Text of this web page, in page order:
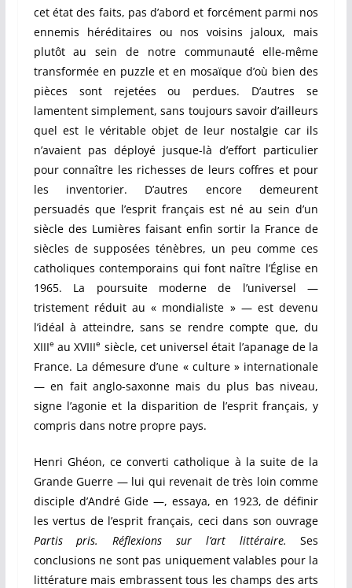
cet état des faits, pas d’abord et forcément parmi nos
ennemis héréditaires ou nos voisins jaloux, mais
plutôt au sein de notre communauté elle-même
transformée en puzzle et en mosaïque d’où bien des
pièces sont rejetées ou perdues. D’autres se
lamentent simplement, sans toujours savoir d’ailleurs
quel est le véritable objet de leur nostalgie car ils
n’avaient pas déployé jusque-là d’effort particulier
pour connaître les richesses de leurs coffres et pour
les inventorier. D’autres encore demeurent
persuadés que l’esprit français est né au sein d’un
siècle des Lumières faisant enfin sortir la France de
siècles de supposées ténèbres, un peu comme ces
catholiques contemporains qui font naître l’Église en
1965. La poursuite moderne de l’universel —
tristement réduit au « mondialiste » — est devenu
l’idéal à atteindre, sans se rendre compte que, du
XIIIe au XVIIIe siècle, cet universel était l’apanage de la
France. La démesure d’une « culture » internationale
— en fait anglo-saxonne mais du plus bas niveau,
signe l’agonie et la disparition de l’esprit français, y
compris dans notre propre pays.
Henri Ghéon, ce converti catholique à la suite de la
Grande Guerre — lui qui revenait de très loin comme
disciple d’André Gide —, essaya, en 1923, de définir
les vertus de l’esprit français, ceci dans son ouvrage
Partis pris. Réflexions sur l’art littéraire.Ses
conclusions ne sont pas uniquement valables pour la
littérature mais embrassent tous les champs des arts